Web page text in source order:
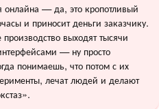
— да, это кропотливый
и приносит деньги заказчику.
выходят тысячи
— ну просто
понимаешь, что потом с их
лечат людей и делают